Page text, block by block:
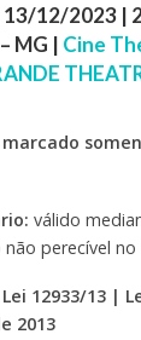
12/2023 |
MG | Cine
válido
perecível
12933/13 |
2013